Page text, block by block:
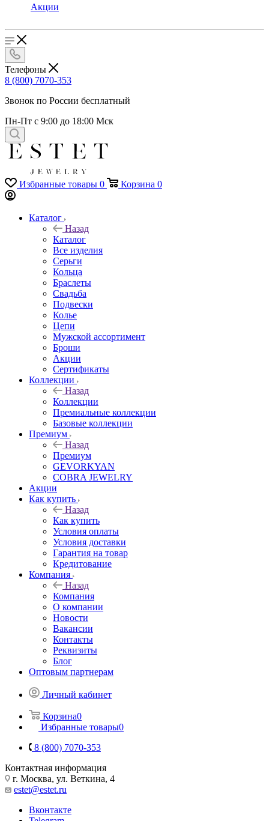
Акции
Телефоны
8 (800) 7070-353
Звонок по России бесплатный
Пн-Пт с 9:00 до 18:00 Мск
Избранные товары 0 Корзина 0
Каталог
Назад
Каталог
Все изделия
Серьги
Кольца
Браслеты
Свадьба
Подвески
Колье
Цепи
Мужской ассортимент
Броши
Акции
Сертификаты
Коллекции
Назад
Коллекции
Премиальные коллекции
Базовые коллекции
Премиум
Назад
Премиум
GEVORKYAN
COBRA JEWELRY
Акции
Как купить
Назад
Как купить
Условия оплаты
Условия доставки
Гарантия на товар
Кредитование
Компания
Назад
Компания
О компании
Новости
Вакансии
Контакты
Реквизиты
Блог
Оптовым партнерам
Личный кабинет
Корзина0
Избранные товары0
8 (800) 7070-353
Контактная информация
г. Москва, ул. Веткина, 4
estet@estet.ru
Вконтакте